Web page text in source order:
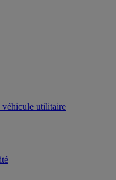
véhicule utilitaire